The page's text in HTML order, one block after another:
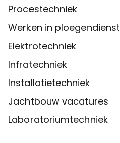
Procestechniek
Werken in ploegendienst
Elektrotechniek
Infratechniek
Installatietechniek
Jachtbouw vacatures
Laboratoriumtechniek